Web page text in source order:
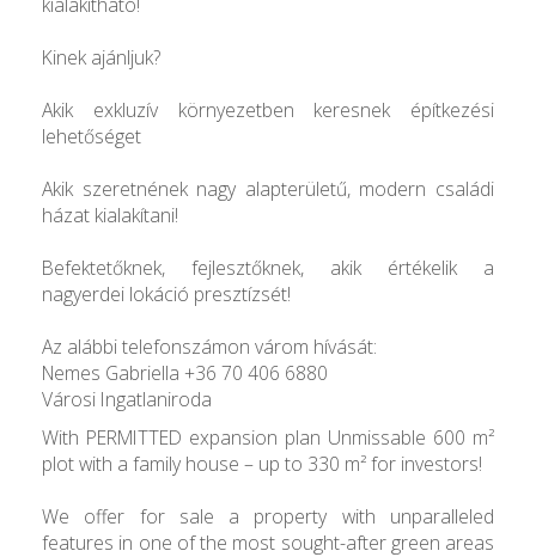
Kinek ajánljuk?
Akik exkluzív környezetben keresnek építkezési
lehetőséget
Akik szeretnének nagy alapterületű, modern családi
házat kialakítani!
Befektetőknek, fejlesztőknek, akik értékelik a
nagyerdei lokáció presztízsét!
Az alábbi telefonszámon várom hívását:
Nemes Gabriella +36 70 406 6880
Városi Ingatlaniroda
With PERMITTED expansion plan Unmissable 600 m²
plot with a family house – up to 330 m² for investors!
We offer for sale a property with unparalleled
features in one of the most sought-after green areas